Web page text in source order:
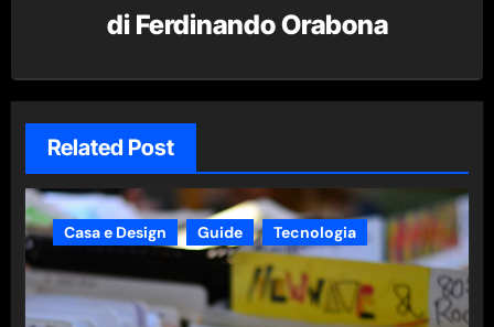
di Ferdinando Orabona
Related Post
Casa e Design Guide Tecnologia